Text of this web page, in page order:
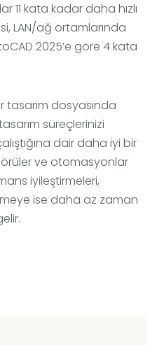
11 kata kadar daha hızlı
LAN/ağ ortamlarında
2025’e göre 4 kata
tasarım dosyasında
süreçlerinizi
dair daha iyi bir
ve otomasyonlar
iyileştirmeleri,
ise daha az zaman